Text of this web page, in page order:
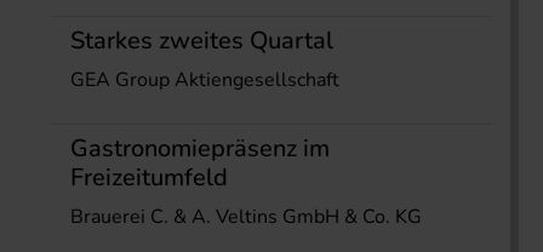
Starkes zweites Quartal
GEA Group Aktiengesellschaft
Gastronomiepräsenz im
Freizeitumfeld
Brauerei C. & A. Veltins GmbH & Co. KG